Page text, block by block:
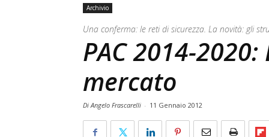
Archivio
Una conferma: le reti di sicurezza. La novità: gli
PAC 2014-
mercato
Di Angelo Frascarelli - 11 Gennaio 2012